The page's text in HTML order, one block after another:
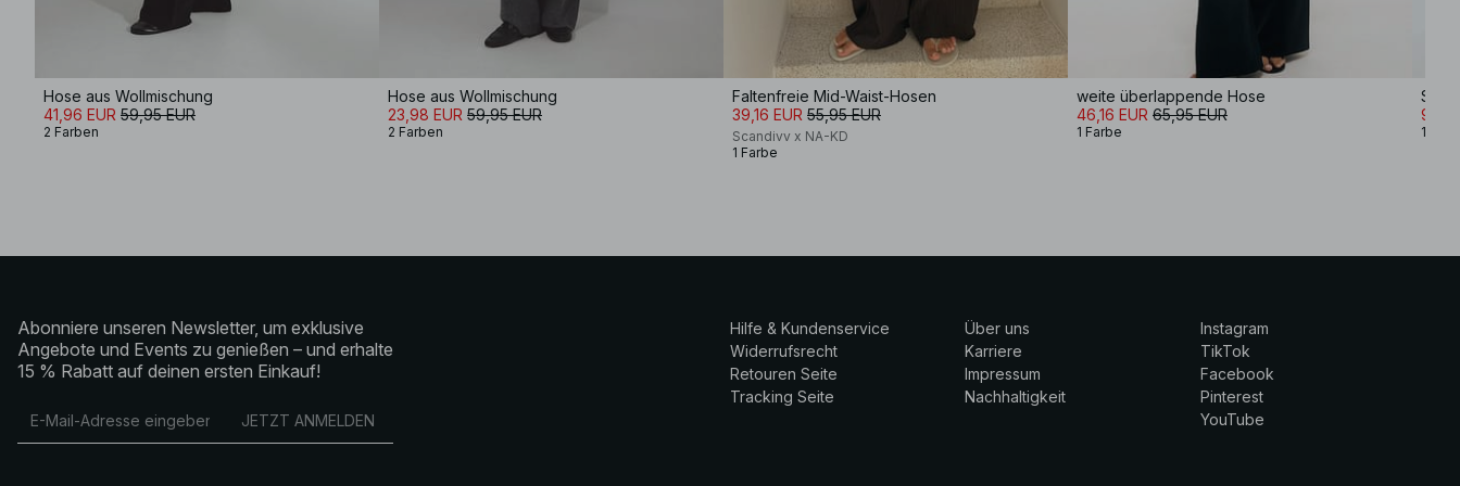
Hose aus Wollmischung
41,96 EUR 59,95 EUR
2 Farben
Hose aus Wollmischung
23,98 EUR 59,95 EUR
2 Farben
Faltenfreie Mid-Waist-Hosen
39,16 EUR 55,95 EUR
Scandivv x NA-KD
1 Farbe
weite überlappende Hose
46,16 EUR 65,95 EUR
1 Farbe
9,99
1
Abonniere unseren Newsletter, um exklusive
Angebote und Events zu genießen – und erhalte
15 % Rabatt auf deinen ersten Einkauf!
JETZT ANMELDEN
Hilfe & Kundenservice
Widerrufsrecht
Retouren Seite
Tracking Seite
Über uns
Karriere
Impressum
Nachhaltigkeit
Instagram
TikTok
Facebook
Pinterest
YouTube